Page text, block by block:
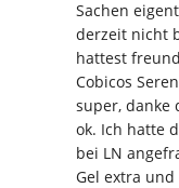
Sachen
derzeit nicht
hattest
Cobicos
super, danke
ok. Ich hatte
bei LN
Gel extra